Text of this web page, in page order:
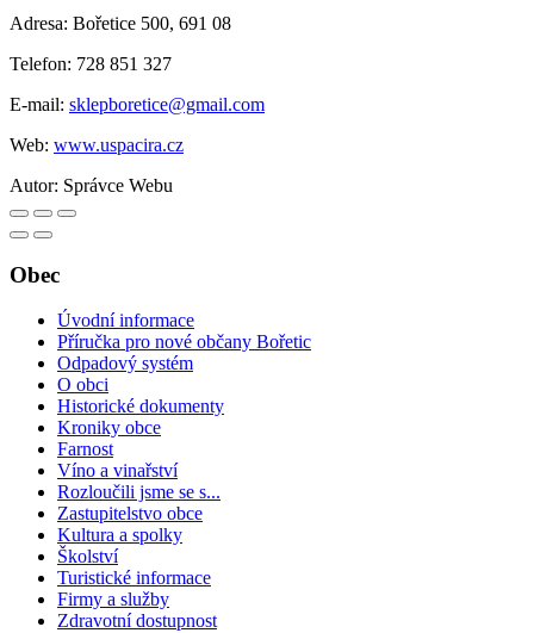
Adresa: Bořetice 500, 691 08
Telefon: 728 851 327
E-mail: sklepboretice@gmail.com
Web: www.uspacira.cz
Autor: Správce Webu
Obec
Úvodní informace
Příručka pro nové občany Bořetic
Odpadový systém
O obci
Historické dokumenty
Kroniky obce
Farnost
Víno a vinařství
Rozloučili jsme se s...
Zastupitelstvo obce
Kultura a spolky
Školství
Turistické informace
Firmy a služby
Zdravotní dostupnost